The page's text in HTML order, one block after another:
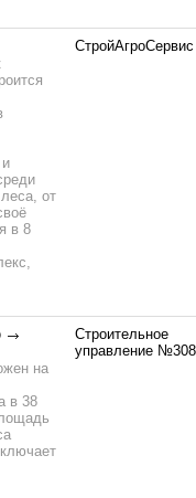
от
в 8
СтройАгроСервис
на
в 38
Строительное
управление №308